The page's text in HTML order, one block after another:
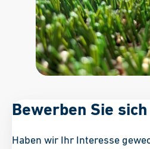
Bewerben Sie sich
Haben wir Ihr Interesse